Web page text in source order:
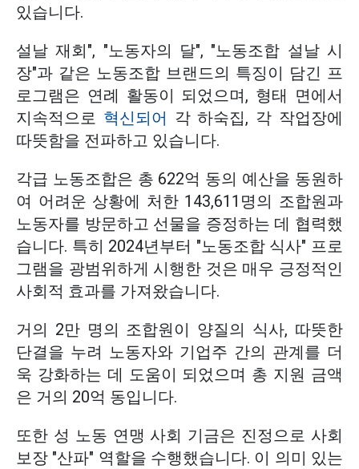
있습니다.
설날 재회", "노동자의 달", "노동조합 설날 시
장"과 같은 노동조합 브랜드의 특징이 담긴 프
로그램은 연례 활동이 되었으며, 형태 면에서
지속적으로 혁신되어 각 하숙집, 각 작업장에
따뜻함을 전파하고 있습니다.
각급 노동조합은 총 622억 동의 예산을 동원하
여 어려운 상황에 처한 143,611명의 조합원과
노동자를 방문하고 선물을 증정하는 데 협력했
습니다. 특히 2024년부터 "노동조합 식사" 프로
그램을 광범위하게 시행한 것은 매우 긍정적인
사회적 효과를 가져왔습니다.
거의 2만 명의 조합원이 양질의 식사, 따뜻한
단결을 누려 노동자와 기업주 간의 관계를 더
욱 강화하는 데 도움이 되었으며 총 지원 금액
은 거의 20억 동입니다.
또한 성 노동 연맹 사회 기금은 진정으로 사회
보장 "산파" 역할을 수행했습니다. 이 의미 있는